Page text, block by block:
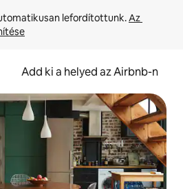
lefordítottunk. Az
Add ki a helyed az Airbnb-n